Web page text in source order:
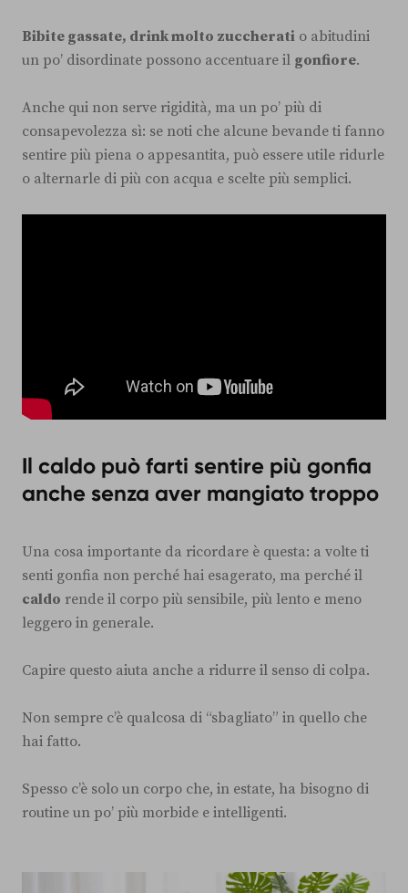
Bibite gassate, drink molto zuccherati o abitudini
un po’ disordinate possono accentuare il gonfiore.
Anche qui non serve rigidità, ma un po’ più di
consapevolezza sì: se noti che alcune bevande ti fanno
sentire più piena o appesantita, può essere utile ridurle
o alternarle di più con acqua e scelte più semplici.
Il caldo può farti sentire più gonfia
anche senza aver mangiato troppo
Una cosa importante da ricordare è questa: a volte ti
senti gonfia non perché hai esagerato, ma perché il
caldo rende il corpo più sensibile, più lento e meno
leggero in generale.
Capire questo aiuta anche a ridurre il senso di colpa.
Non sempre c’è qualcosa di “sbagliato” in quello che
hai fatto.
Spesso c’è solo un corpo che, in estate, ha bisogno di
routine un po’ più morbide e intelligenti.